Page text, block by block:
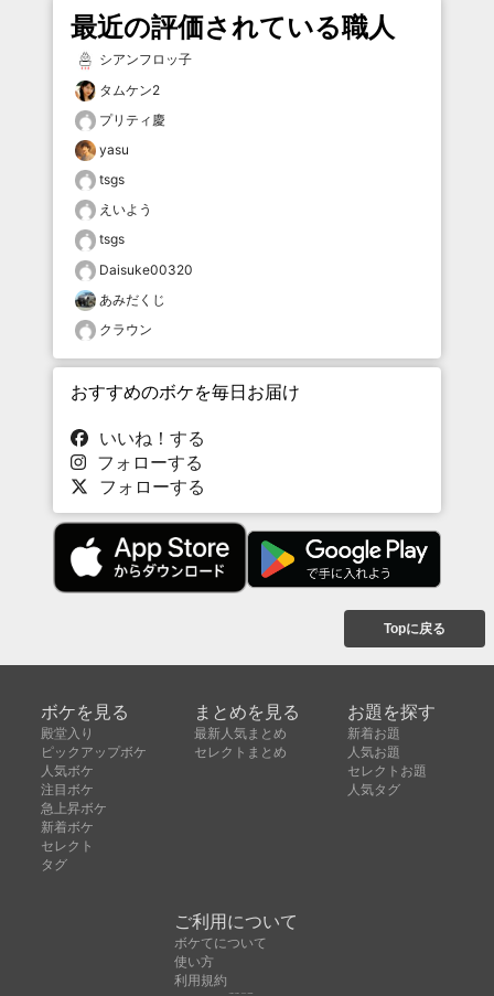
最近の評価されている職人
シアンフロッ子
タムケン2
プリティ慶
yasu
tsgs
えいよう
tsgs
Daisuke00320
あみだくじ
クラウン
おすすめのボケを毎日お届け
いいね！する
フォローする
フォローする
Topに戻る
ボケを見る
殿堂入り
ピックアップボケ
人気ボケ
注目ボケ
急上昇ボケ
新着ボケ
セレクト
タグ
まとめを見る
最新人気まとめ
セレクトまとめ
お題を探す
新着お題
人気お題
セレクトお題
人気タグ
ご利用について
ボケてについて
使い方
利用規約